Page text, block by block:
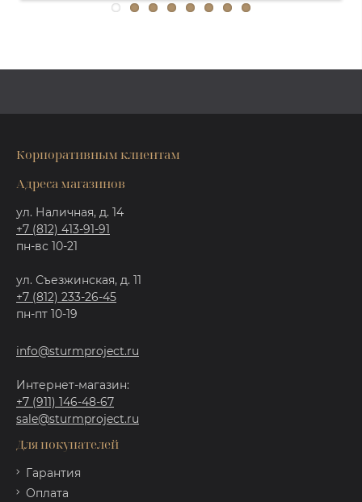
Корпоративным клиентам
Адреса магазинов
ул. Наличная, д. 14
+7 (812) 413-91-91
пн-вс 10-21
ул. Съезжинская, д. 11
+7 (812) 233-26-45
пн-пт 10-19
info@sturmproject.ru
Интернет-магазин:
+7 (911) 146-48-67
sale@sturmproject.ru
Для покупателей
Гарантия
Оплата